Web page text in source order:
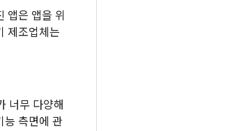
앱은 앱을 위
제조업체는
너무 다양해
능 측면에 관